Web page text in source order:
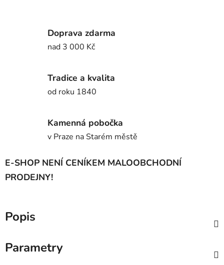
Doprava zdarma
nad 3 000 Kč
Tradice a kvalita
od roku 1840
Kamenná pobočka
v Praze na Starém městě
E-SHOP NENÍ CENÍKEM MALOOBCHODNÍ
PRODEJNY!
Popis
Parametry